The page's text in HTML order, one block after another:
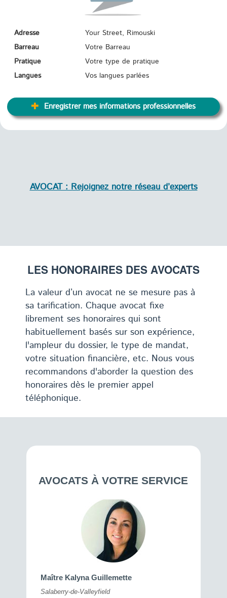
Adresse
Your Street, Rimouski
Barreau
Votre Barreau
Pratique
Votre type de pratique
Langues
Vos langues parlées
Enregistrer mes informations professionnelles
AVOCAT : Rejoignez notre réseau d’experts
LES HONORAIRES DES AVOCATS
La valeur d’un avocat ne se mesure pas à
sa tarification. Chaque avocat fixe
librement ses honoraires qui sont
habituellement basés sur son expérience,
l'ampleur du dossier, le type de mandat,
votre situation financière, etc. Nous vous
recommandons d'aborder la question des
honoraires dès le premier appel
téléphonique.
AVOCATS À VOTRE SERVICE
Maître Kalyna Guillemette
Salaberry-de-Valleyfield